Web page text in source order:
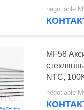
100KΩ
negotiable
MF58
NTC,
высокая
B3990
negotiable